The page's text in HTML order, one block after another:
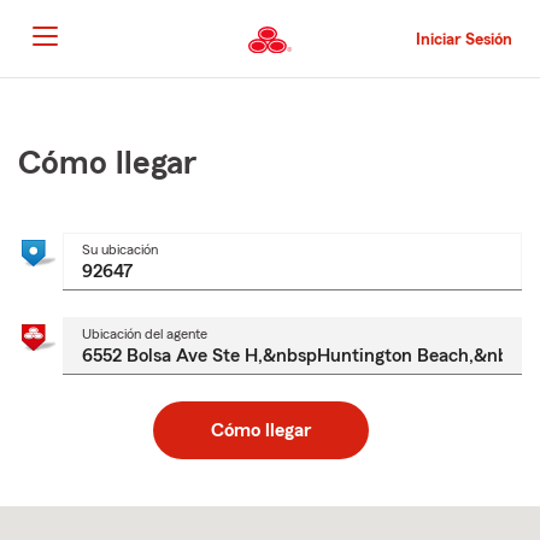
al
contenido
principal
Iniciar Sesión
principal
Cómo llegar
Su ubicación
Ubicación del agente
Cómo llegar
to